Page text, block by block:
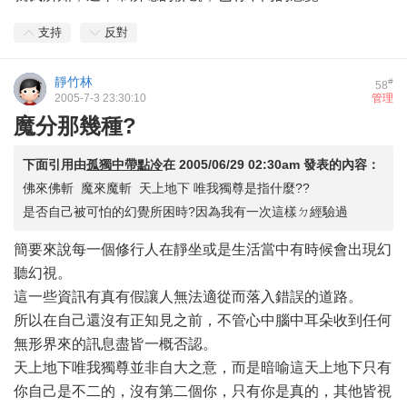
支持 反對
58#
靜竹林
管理
2005-7-3 23:30:10
魔分那幾種?
下面引用由孤獨中帶點冷在 2005/06/29 02:30am 發表的內容：
佛來佛斬 魔來魔斬 天上地下 唯我獨尊是指什麼??
是否自己被可怕的幻覺所困時?因為我有一次這樣ㄉ經驗過
簡要來說每一個修行人在靜坐或是生活當中有時候會出現幻
聽幻視。
這一些資訊有真有假讓人無法適從而落入錯誤的道路。
所以在自己還沒有正知見之前，不管心中腦中耳朵收到任何
無形界來的訊息盡皆一概否認。
天上地下唯我獨尊並非自大之意，而是暗喻這天上地下只有
你自己是不二的，沒有第二個你，只有你是真的，其他皆視